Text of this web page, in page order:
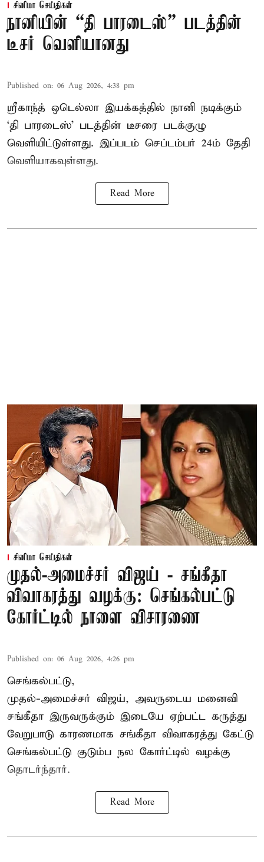
சினிமா செய்திகள்
நானியின் “தி பாரடைஸ்” படத்தின்
டீசர் வெளியானது
Published on: 06 Aug 2026, 4:38 pm
ஸ்ரீகாந்த் ஒடெல்லா இயக்கத்தில் நானி நடிக்கும்
‘தி பாரடைஸ்’ படத்தின் டீசரை படக்குழு
வெளியிட்டுள்ளது. இப்படம் செப்டம்பர் 24ம் தேதி
வெளியாகவுள்ளது.
Read More
சினிமா செய்திகள்
முதல்-அமைச்சர் விஜய் - சங்கீதா
விவாகரத்து வழக்கு: செங்கல்பட்டு
கோர்ட்டில் நாளை விசாரணை
Published on: 06 Aug 2026, 4:26 pm
செங்கல்பட்டு,
முதல்-அமைச்சர் விஜய், அவருடைய மனைவி
சங்கீதா இருவருக்கும் இடையே ஏற்பட்ட கருத்து
வேறுபாடு காரணமாக சங்கீதா விவாகரத்து கேட்டு
செங்கல்பட்டு குடும்ப நல கோர்ட்டில் வழக்கு
தொடர்ந்தார்.
Read More